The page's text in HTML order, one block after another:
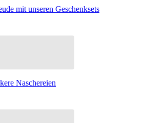
mit unseren Geschenksets
Naschereien